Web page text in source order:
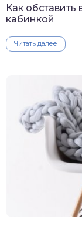
Как
кабинкой
Читать далее